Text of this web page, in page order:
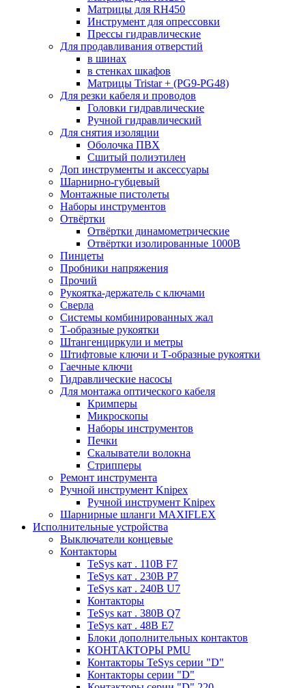
Матрицы для RH450
Инструмент для опрессовки
Прессы гидравлические
Для продавливания отверстий
в шинах
в стенках шкафов
Матрицы Tristar + (PG9-PG48)
Для резки кабеля и проводов
Головки гидравлические
Ручной гидравлический
Для снятия изоляции
Оболочка ПВХ
Сшитый полиэтилен
Доп инструменты и аксессуары
Шарнирно-губцевый
Монтажные пистолеты
Наборы инструментов
Отвёртки
Отвёртки динамометрические
Отвёртки изолированные 1000В
Пинцеты
Пробники напряжения
Прочий
Рукоятка-держатель с ключами
Сверла
Системы комбинированных жал
Т-образные рукоятки
Штангенциркули и метры
Штифтовые ключи и Т-образные рукоятки
Гаечные ключи
Гидравлические насосы
Для монтажа оптического кабеля
Кримперы
Микроскопы
Наборы инструментов
Печки
Скалыватели волокна
Стрипперы
Ремонт инструмента
Ручной инструмент Knipex
Ручной инструмент Knipex
Шарнирные шланги MAXIFLEX
Исполнительные устройства
Выключатели концевые
Контакторы
TeSys кат . 110В F7
TeSys кат . 230В P7
TeSys кат . 240В U7
Контакторы
TeSys кат . 380В Q7
TeSys кат . 48В E7
Блоки дополнительных контактов
КОНТАКТОРЫ PMU
Контакторы TeSys серии "D"
Контакторы серии "D"